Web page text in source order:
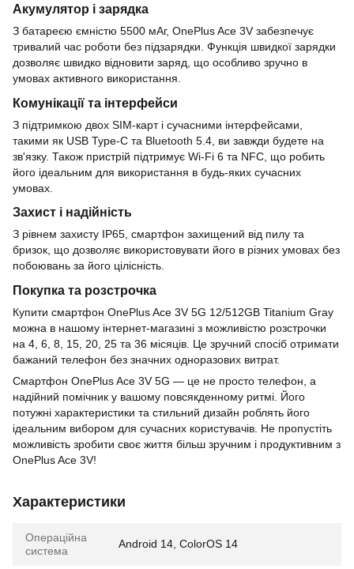
Акумулятор і зарядка
З батареєю ємністю 5500 мАг, OnePlus Ace 3V забезпечує
тривалий час роботи без підзарядки. Функція швидкої зарядки
дозволяє швидко відновити заряд, що особливо зручно в
умовах активного використання.
Комунікації та інтерфейси
З підтримкою двох SIM-карт і сучасними інтерфейсами,
такими як USB Type-C та Bluetooth 5.4, ви завжди будете на
зв'язку. Також пристрій підтримує Wi-Fi 6 та NFC, що робить
його ідеальним для використання в будь-яких сучасних
умовах.
Захист і надійність
З рівнем захисту IP65, смартфон захищений від пилу та
бризок, що дозволяє використовувати його в різних умовах без
побоювань за його цілісність.
Покупка та розстрочка
Купити смартфон OnePlus Ace 3V 5G 12/512GB Titanium Gray
можна в нашому інтернет-магазині з можливістю розстрочки
на 4, 6, 8, 15, 20, 25 та 36 місяців. Це зручний спосіб отримати
бажаний телефон без значних одноразових витрат.
Смартфон OnePlus Ace 3V 5G — це не просто телефон, а
надійний помічник у вашому повсякденному ритмі. Його
потужні характеристики та стильний дизайн роблять його
ідеальним вибором для сучасних користувачів. Не пропустіть
можливість зробити своє життя більш зручним і продуктивним з
OnePlus Ace 3V!
Характеристики
Операційна
система
Android 14, ColorOS 14